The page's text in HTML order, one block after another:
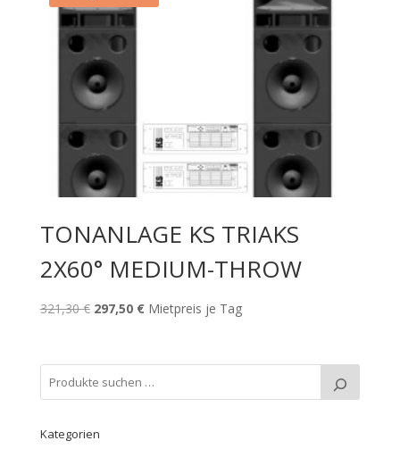
TONANLAGE KS TRIAKS
2X60° MEDIUM-THROW
321,30€ Ursprünglicher
321,30 €
297,50 €Aktueller
297,50 €.
Mietpreis je Tag
Kategorien